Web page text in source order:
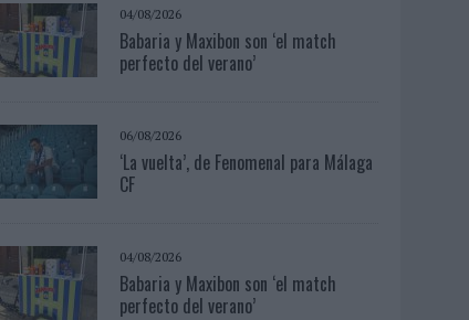
04/08/2026
Babaria y Maxibon son ‘el match
perfecto del verano’
06/08/2026
‘La vuelta’, de Fenomenal para Málaga
CF
04/08/2026
Babaria y Maxibon son ‘el match
perfecto del verano’